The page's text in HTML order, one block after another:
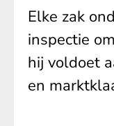
Elke zak
inspectie
hij voldoet
en